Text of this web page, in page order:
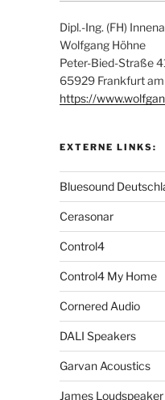
Dipl.-Ing. (FH)
Wolfgang Höhne
Peter-Bied-Straße
65929 Frankfurt
https://
EXTERNE LINKS:
Bluesound
Cerasonar
Control4
Control4 My Home
Cornered Audio
DALI Speakers
Garvan Acoustics
James Loudspeaker